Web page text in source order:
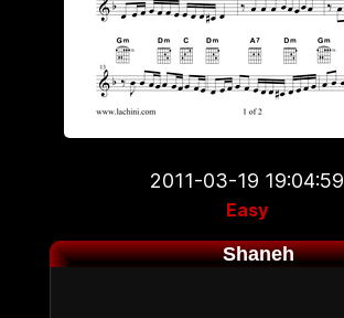
2011-03-19 19:04:59
Easy
Shaneh